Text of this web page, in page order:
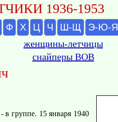
1936-1953
Ф Х Ц Ч Ш-Щ
Э-Ю-Я
женщины-летчицы
снайперы ВОВ
группе. 15 января 1940